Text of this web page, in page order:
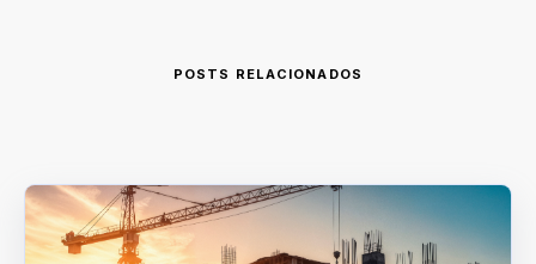
POSTS RELACIONADOS